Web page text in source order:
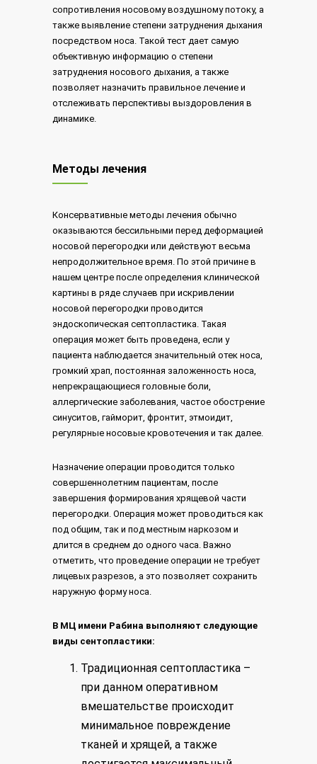
сопротивления носовому воздушному потоку, а
также выявление степени затруднения дыхания
посредством носа. Такой тест дает самую
объективную информацию о степени
затруднения носового дыхания, а также
позволяет назначить правильное лечение и
отслеживать перспективы выздоровления в
динамике.
Методы лечения
Консервативные методы лечения обычно
оказываются бессильными перед деформацией
носовой перегородки или действуют весьма
непродолжительное время. По этой причине в
нашем центре после определения клинической
картины в ряде случаев при искривлении
носовой перегородки проводится
эндоскопическая септопластика. Такая
операция может быть проведена, если у
пациента наблюдается значительный отек носа,
громкий храп, постоянная заложенность носа,
непрекращающиеся головные боли,
аллергические заболевания, частое обострение
синуситов, гайморит, фронтит, этмоидит,
регулярные носовые кровотечения и так далее.
Назначение операции проводится только
совершеннолетним пациентам, после
завершения формирования хрящевой части
перегородки. Операция может проводиться как
под общим, так и под местным наркозом и
длится в среднем до одного часа. Важно
отметить, что проведение операции не требует
лицевых разрезов, а это позволяет сохранить
наружную форму носа.
В МЦ имени Рабина выполняют следующие
виды сентопластики:
Традиционная септопластика –
при данном оперативном
вмешательстве происходит
минимальное повреждение
тканей и хрящей, а также